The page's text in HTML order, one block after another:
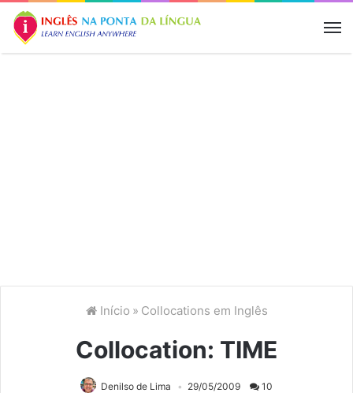
Início » Collocations em Inglês
Collocation: TIME
Denilso de Lima 29/05/2009 10